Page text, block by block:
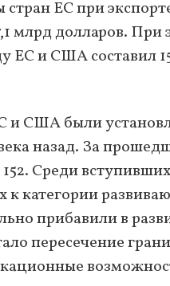
стран ЕС при
долларов. При
ЕС и США составил
США были
назад. За
152. Среди
к категории
прибавили в
пересечение